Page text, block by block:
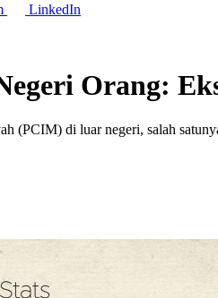
LinkedIn
Orang:
(PCIM) di luar negeri, salah